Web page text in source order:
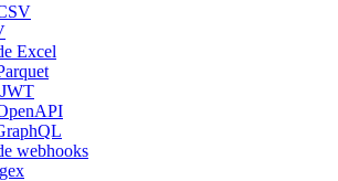
Excel
webhooks